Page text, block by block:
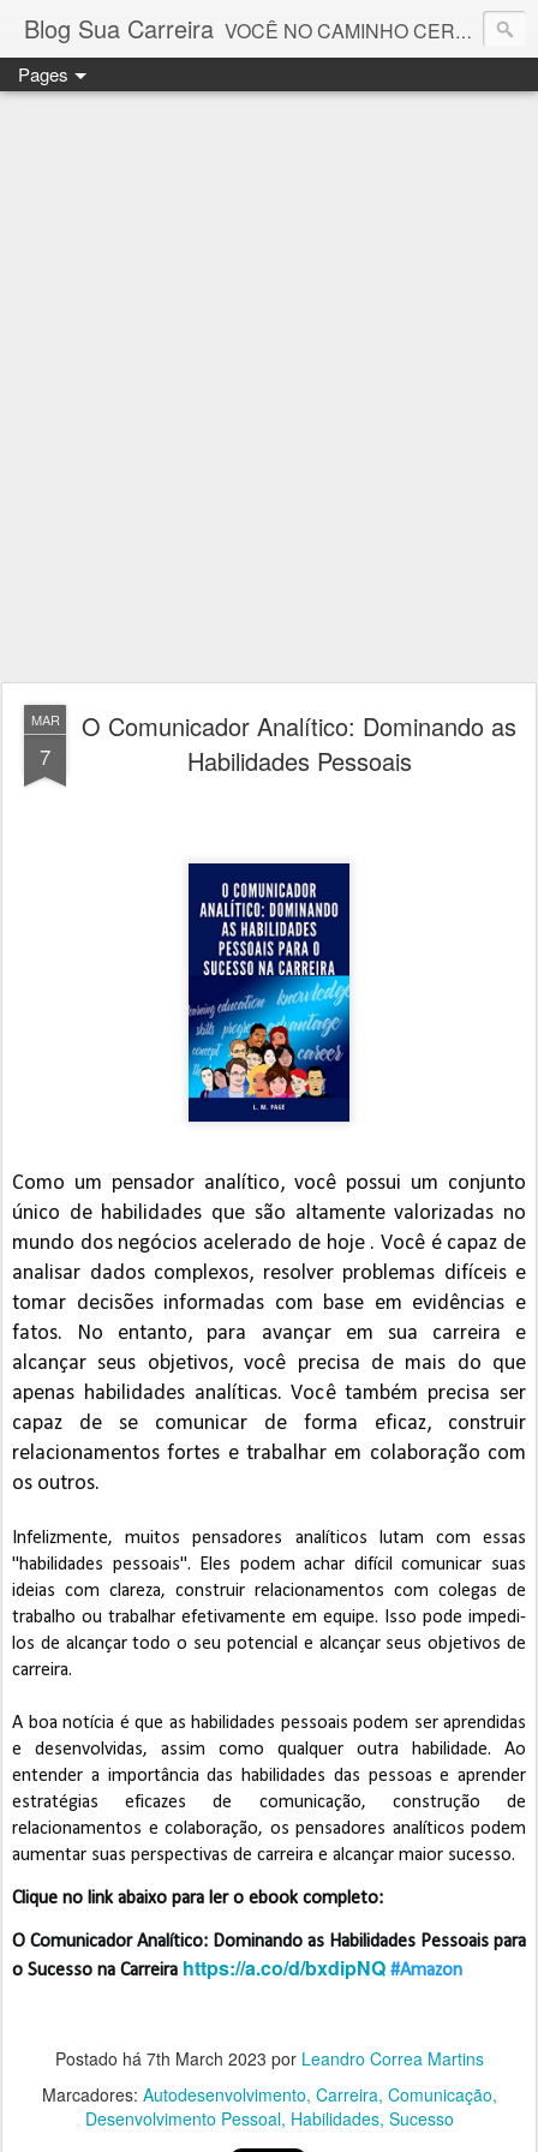
Blog Sua Carreira VOCÊ NO CAMINHO CERTO! 🤓💻🚀
Pages
MAR
7
O Comunicador Analítico: Dominando as
Habilidades Pessoais
Como um pensador analítico, você possui um conjunto
único de habilidades que são altamente valorizadas no
mundo dos negócios acelerado de hoje . Você é capaz de
analisar dados complexos, resolver problemas difíceis e
tomar decisões informadas com base em evidências e
fatos. No entanto, para avançar em sua carreira e
alcançar seus objetivos, você precisa de mais do que
apenas habilidades analíticas. Você também precisa ser
capaz de se comunicar de forma eficaz, construir
relacionamentos fortes e trabalhar em colaboração com
os outros.
Infelizmente, muitos pensadores analíticos lutam com essas
"habilidades pessoais". Eles podem achar difícil comunicar suas
ideias com clareza, construir relacionamentos com colegas de
trabalho ou trabalhar efetivamente em equipe. Isso pode impedi-
los de alcançar todo o seu potencial e alcançar seus objetivos de
carreira.
A boa notícia é que as habilidades pessoais podem ser aprendidas
e desenvolvidas, assim como qualquer outra habilidade. Ao
entender a importância das habilidades das pessoas e aprender
estratégias eficazes de comunicação, construção de
relacionamentos e colaboração, os pensadores analíticos podem
aumentar suas perspectivas de carreira e alcançar maior sucesso.
Clique no link abaixo para ler o ebook completo:
O Comunicador Analítico: Dominando as Habilidades Pessoais para
o Sucesso na Carreira https://a.co/d/bxdipNQ #Amazon
Postado há 7th March 2023 por Leandro Correa Martins
Marcadores: Autodesenvolvimento Carreira Comunicação
Desenvolvimento Pessoal Habilidades Sucesso